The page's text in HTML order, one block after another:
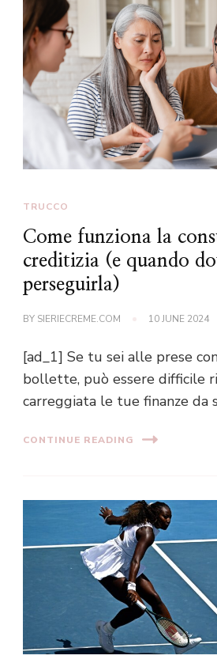
TRUCCO
Come funziona la
creditizia (e quando
perseguirla)
BY SIERIECREME.COM 10 JUNE 2024
[ad_1] Se tu sei alle prese
bollette, può essere difficile
carreggiata le tue finanze da
CONTINUE READING